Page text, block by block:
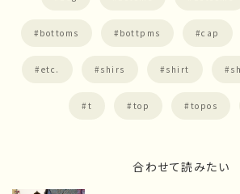
bottoms bottpms cap
etc. shirs shirt
t top topos
合わせて読みたい